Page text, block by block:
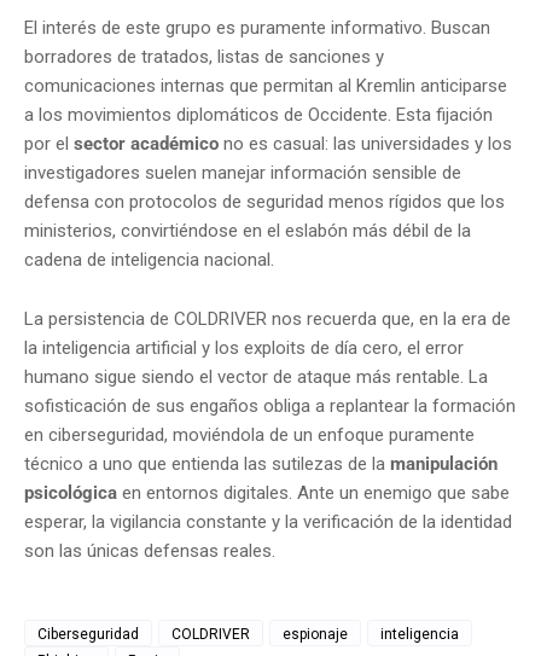
El interés de este grupo es puramente informativo. Buscan
borradores de tratados, listas de sanciones y
comunicaciones internas que permitan al Kremlin anticiparse
a los movimientos diplomáticos de Occidente. Esta fijación
por el sector académico no es casual: las universidades y los
investigadores suelen manejar información sensible de
defensa con protocolos de seguridad menos rígidos que los
ministerios, convirtiéndose en el eslabón más débil de la
cadena de inteligencia nacional.
La persistencia de COLDRIVER nos recuerda que, en la era de
la inteligencia artificial y los exploits de día cero, el error
humano sigue siendo el vector de ataque más rentable. La
sofisticación de sus engaños obliga a replantear la formación
en ciberseguridad, moviéndola de un enfoque puramente
técnico a uno que entienda las sutilezas de la manipulación
psicológica en entornos digitales. Ante un enemigo que sabe
esperar, la vigilancia constante y la verificación de la identidad
son las únicas defensas reales.
Ciberseguridad COLDRIVER espionaje
inteligencia